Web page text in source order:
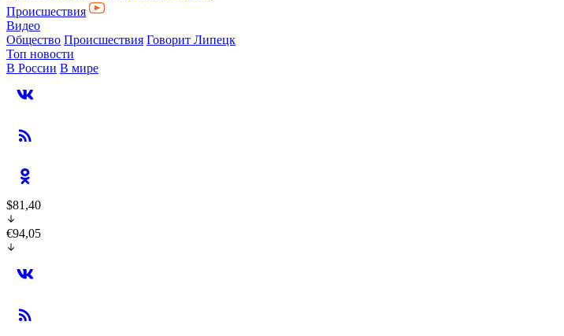
Происшествия
Видео
Общество Происшествия Говорит Липецк
Топ новости
В России В мире
$81,40
€94,05